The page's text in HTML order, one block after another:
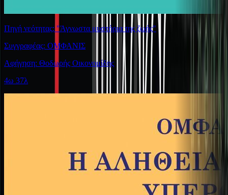
Πηγή νεότητας: "Άγνωστα μυστήρια της ζωής"
Συγγραφέας: ΟΜΦΑΝΙΣ
Αφήγηση: Θοδωρής Οικονομίδης
4ω 37λ